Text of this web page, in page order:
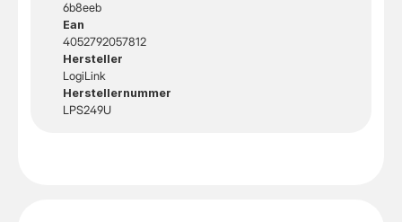
6b8eeb
Ean
4052792057812
Hersteller
LogiLink
Herstellernummer
LPS249U